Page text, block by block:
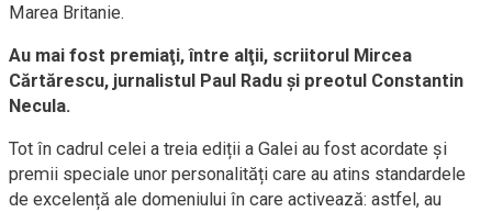
Marea Britanie.
Au mai fost premiaţi, între alţii, scriitorul Mircea
Cărtărescu, jurnalistul Paul Radu și preotul Constantin
Necula.
Tot în cadrul celei a treia ediții a Galei au fost acordate și
premii speciale unor personalități care au atins standardele
de excelență ale domeniului în care activează: astfel, au